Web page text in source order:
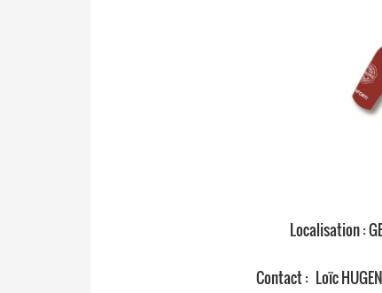
Localisation :
Contact : Loïc